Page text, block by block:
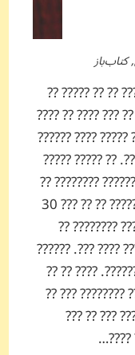
,کتاب‌باز
1- ????? ???
???? ???. ???? ??
??? ????. ???? ??
?? ????? ?????
???? ??? ? ???.
????? ???. ??? ????? ??? 10 ??? ????????? ?? ?? ??? 30
??? ?????????. ???? 20
?????????
?? ?????
??? ???? ?? ??
?????